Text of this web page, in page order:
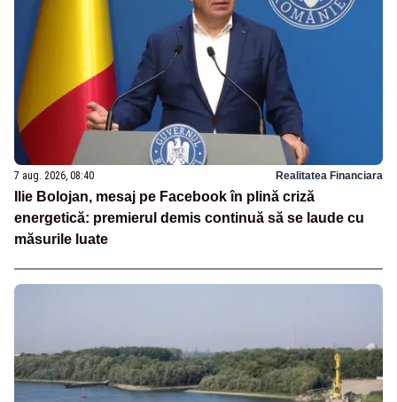
7 aug. 2026, 08:40 Realitatea Financiara
Ilie Bolojan, mesaj pe Facebook în plină criză
energetică: premierul demis continuă să se laude cu
măsurile luate